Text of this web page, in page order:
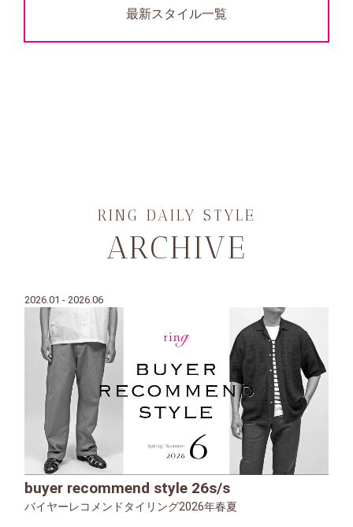
最新スタイル一覧
RING DAILY STYLE
ARCHIVE
2026.01 - 2026.06
buyer recommend style 26s/s
バイヤーレコメンドタイリング2026年春夏